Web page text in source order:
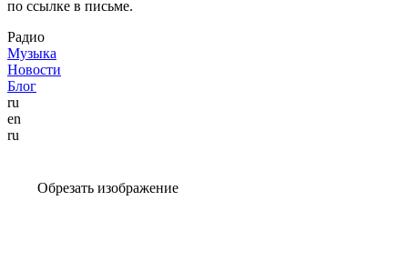
по ссылке в письме.
Радио
Музыка
Новости
Блог
ru
en
ru
Обрезать изображение